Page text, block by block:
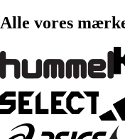
Alle vores